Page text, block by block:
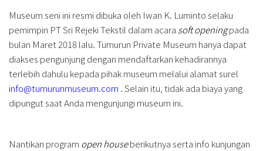
Museum seni ini resmi dibuka oleh Iwan K. Luminto selaku
pemimpin PT Sri Rejeki Tekstil dalam acara soft openingpada
bulan Maret 2018 lalu. Tumurun Private Museum hanya dapat
diakses pengunjung dengan mendaftarkan kehadirannya
terlebih dahulu kepada pihak museum melalui alamat surel
info@tumurunmuseum.com . Selain itu, tidak ada biaya yang
dipungut saat Anda mengunjungi museum ini.
Nantikan program open houseberikutnya serta info kunjungan